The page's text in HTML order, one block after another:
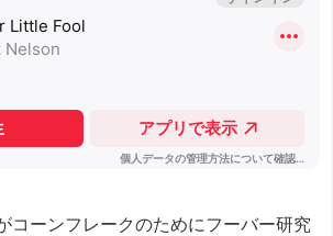
コーンフレークのためにフーバー研究